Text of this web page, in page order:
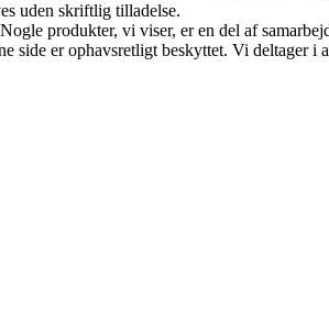
uden skriftlig tilladelse.
produkter, vi viser, er en del af
side er ophavsretligt beskyttet. Vi deltager